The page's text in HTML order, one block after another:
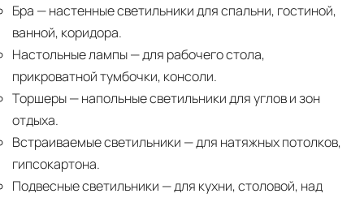
Бра — настенные светильники для спальни, гостиной,
ванной, коридора.
Настольные лампы— для рабочего стола,
прикроватной тумбочки, консоли.
Торшеры— напольные светильники для углов и зон
отдыха.
Встраиваемые светильники — для натяжных потолков,
гипсокартона.
Подвесные светильники — для кухни, столовой, над